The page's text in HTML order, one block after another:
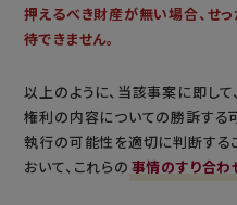
押えるべき財産が無い場合、せ
待できません。
以上のように、当該事案に即し
権利の内容についての勝訴する
執行の可能性を適切に判断する
おいて、これらの 事情のすり合わ